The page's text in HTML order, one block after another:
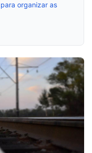
organizar as